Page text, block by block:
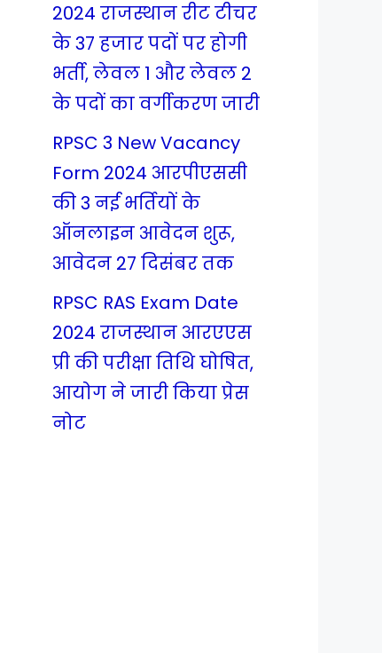
2024 राजस्थान रीट टीचर
के 37 हजार पदों पर होगी
भर्ती, लेवल 1 और लेवल 2
के पदों का वर्गीकरण जारी
RPSC 3 New Vacancy
Form 2024 आरपीएससी
की 3 नई भर्तियों के
ऑनलाइन आवेदन शुरू,
आवेदन 27 दिसंबर तक
RPSC RAS Exam Date
2024 राजस्थान आरएएस
प्री की परीक्षा तिथि घोषित,
आयोग ने जारी किया प्रेस
नोट